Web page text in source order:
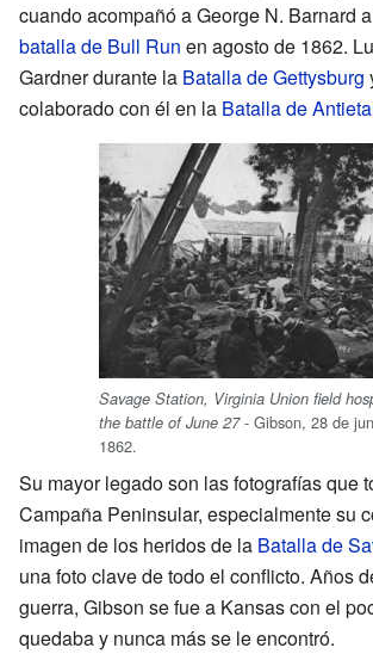
cuando acompañó a George N. Barnard
batalla de Bull Run en agosto de 1862.
Gardner durante la Batalla de Gettysburg
colaborado con él en la Batalla de
Savage Station, Virginia Union field
the battle of June 27- Gibson, 28 de
1862.
Su mayor legado son las fotografías que
Campaña Peninsular, especialmente su
imagen de los heridos de la Batalla de
una foto clave de todo el conflicto. Años
guerra, Gibson se fue a Kansas con el
quedaba y nunca más se le encontró.